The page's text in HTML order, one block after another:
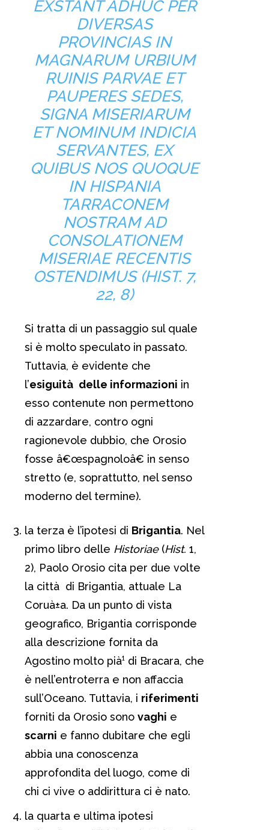
EXSTANT ADHUC PER
DIVERSAS
PROVINCIAS IN
MAGNARUM URBIUM
RUINIS PARVAE ET
PAUPERES SEDES,
SIGNA MISERIARUM
ET NOMINUM INDICIA
SERVANTES, EX
QUIBUS NOS QUOQUE
IN HISPANIA
TARRACONEM
NOSTRAM AD
CONSOLATIONEM
MISERIAE RECENTIS
OSTENDIMUS (HIST. 7,
22, 8)
Si tratta di un passaggio sul quale
si è molto speculato in passato.
Tuttavia, è evidente che
l’esiguità delle informazioni in
esso contenute non permettono
di azzardare, contro ogni
ragionevole dubbio, che Orosio
fosse â€œspagnoloâ€ in senso
stretto (e, soprattutto, nel senso
moderno del termine).
la terza è l’ipotesi di Brigantia. Nel
primo libro delle Historiae(Hist. 1,
2), Paolo Orosio cita per due volte
la città di Brigantia, attuale La
Coruà±a. Da un punto di vista
geografico, Brigantia corrisponde
alla descrizione fornita da
Agostino molto pià¹ di Bracara, che
è nell’entroterra e non affaccia
sull’Oceano. Tuttavia, i riferimenti
forniti da Orosio sono vaghi e
scarni e fanno dubitare che egli
abbia una conoscenza
approfondita del luogo, come di
chi ci vive o addirittura ci è nato.
la quarta e ultima ipotesi